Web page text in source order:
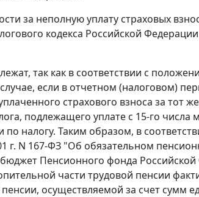
за неполную уплату страховых
кодекса Российской
так как в соответствии с
если в отчетном (налоговом)
страхового взноса за тот
подлежащего уплате с 15-го числа
налогу. Таким образом, в
г. N 167-ФЗ "Об обязательном
Пенсионного фонда
части трудовой пенсии
осуществляемой за счет сумм